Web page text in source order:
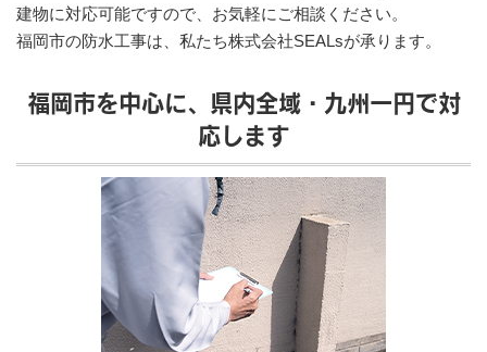
建物に対応可能ですので、お気軽にご相談ください。
福岡市の防水工事は、私たち株式会社SEALsが承ります。
福岡市を中心に、県内全域・九州一円で対
応します